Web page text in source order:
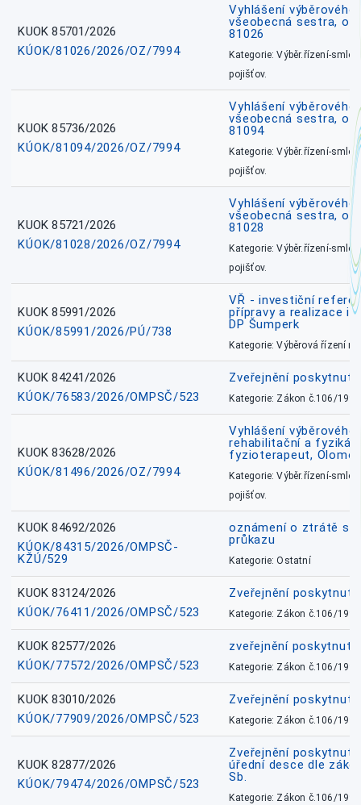
KUOK 85701/2026
KÚOK/81026/2026/OZ/7994
Vyhlášení
všeobecná sestra,
81026
Kategorie: Výběr.řízení-
pojišťov.
KUOK 85736/2026
KÚOK/81094/2026/OZ/7994
Vyhlášení
všeobecná sestra,
81094
Kategorie: Výběr.řízení-
pojišťov.
KUOK 85721/2026
KÚOK/81028/2026/OZ/7994
Vyhlášení
všeobecná sestra,
81028
Kategorie: Výběr.řízení-
pojišťov.
KUOK 85991/2026
KÚOK/85991/2026/PÚ/738
VŘ - investiční
přípravy a realizace
DP Šumperk
Kategorie: Výběrová řízení
KUOK 84241/2026
KÚOK/76583/2026/OMPSČ/523
Zveřejnění
Kategorie: Zákon č.106/1999
KUOK 83628/2026
KÚOK/81496/2026/OZ/7994
Vyhlášení
rehabilitační a
fyzioterapeut,
Kategorie: Výběr.řízení-
pojišťov.
KUOK 84692/2026
KÚOK/84315/2026/OMPSČ-
KŽÚ/529
oznámení o ztrátě
průkazu
Kategorie: Ostatní
KUOK 83124/2026
KÚOK/76411/2026/OMPSČ/523
Zveřejnění
Kategorie: Zákon č.106/1999
KUOK 82577/2026
KÚOK/77572/2026/OMPSČ/523
zveřejnění
Kategorie: Zákon č.106/1999
KUOK 83010/2026
KÚOK/77909/2026/OMPSČ/523
Zveřejnění
Kategorie: Zákon č.106/1999
KUOK 82877/2026
KÚOK/79474/2026/OMPSČ/523
Zveřejnění
úřední desce dle
Sb.
Kategorie: Zákon č.106/1999